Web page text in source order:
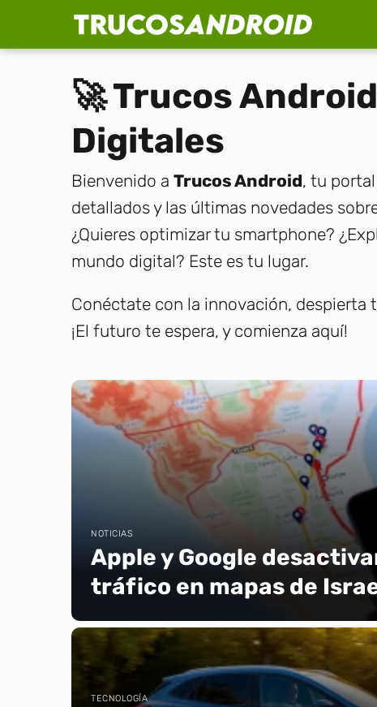
🚀 Trucos
Digitales
Bienvenido a Trucos Android, tu
detallados y las últimas novedades
¿Quieres optimizar tu smartphone?
mundo digital? Este es tu lugar.
Conéctate con la innovación, despierta
¡El futuro te espera, y comienza aquí!
NOTICIAS
Apple y Google
tráfico en mapas de
TECNOLOGÍA